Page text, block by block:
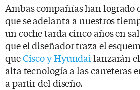
Ambas compañías han logrado
que se adelanta a nuestros
un coche tarda cinco años en
que el diseñador traza el
queCisco y Hyundailanzarán
alta tecnología a las carreteras
a partir del diseño.